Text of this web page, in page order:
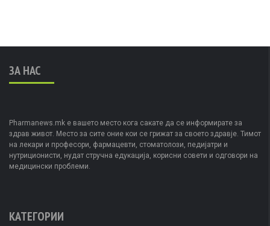
ЗА НАС
Pharmanews.mk е вашето место кога сакате да се информирате за
здрав живот. Место за сите оние кои се грижат за своето здравје. Тимот
на лекари и професори, фармацевти, стоматолози, педијатри и
нутриционисти, нудат стручна едукација, корисни совети и одговори на
медицински проблеми.
КАТЕГОРИИ